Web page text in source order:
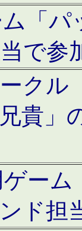
「
で参
クル
貴」
ゲー
ド担